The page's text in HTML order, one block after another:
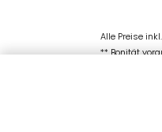
Alle Preise
** Bonität